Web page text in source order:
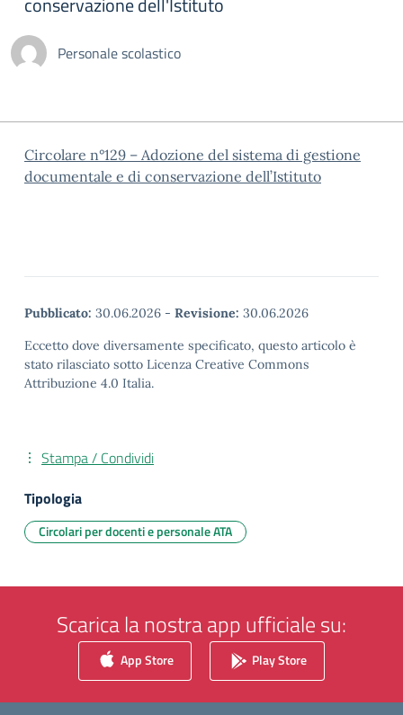
Personale scolastico
Circolare n°129 – Adozione del sistema di gestione
documentale e di conservazione dell’Istituto
Pubblicato: 30.06.2026 - Revisione: 30.06.2026
Eccetto dove diversamente specificato, questo articolo è
stato rilasciato sotto Licenza Creative Commons
Attribuzione 4.0 Italia.
Stampa / Condividi
Tipologia
Circolari per docenti e personale ATA
Scarica la nostra app ufficiale su:
App Store Play Store